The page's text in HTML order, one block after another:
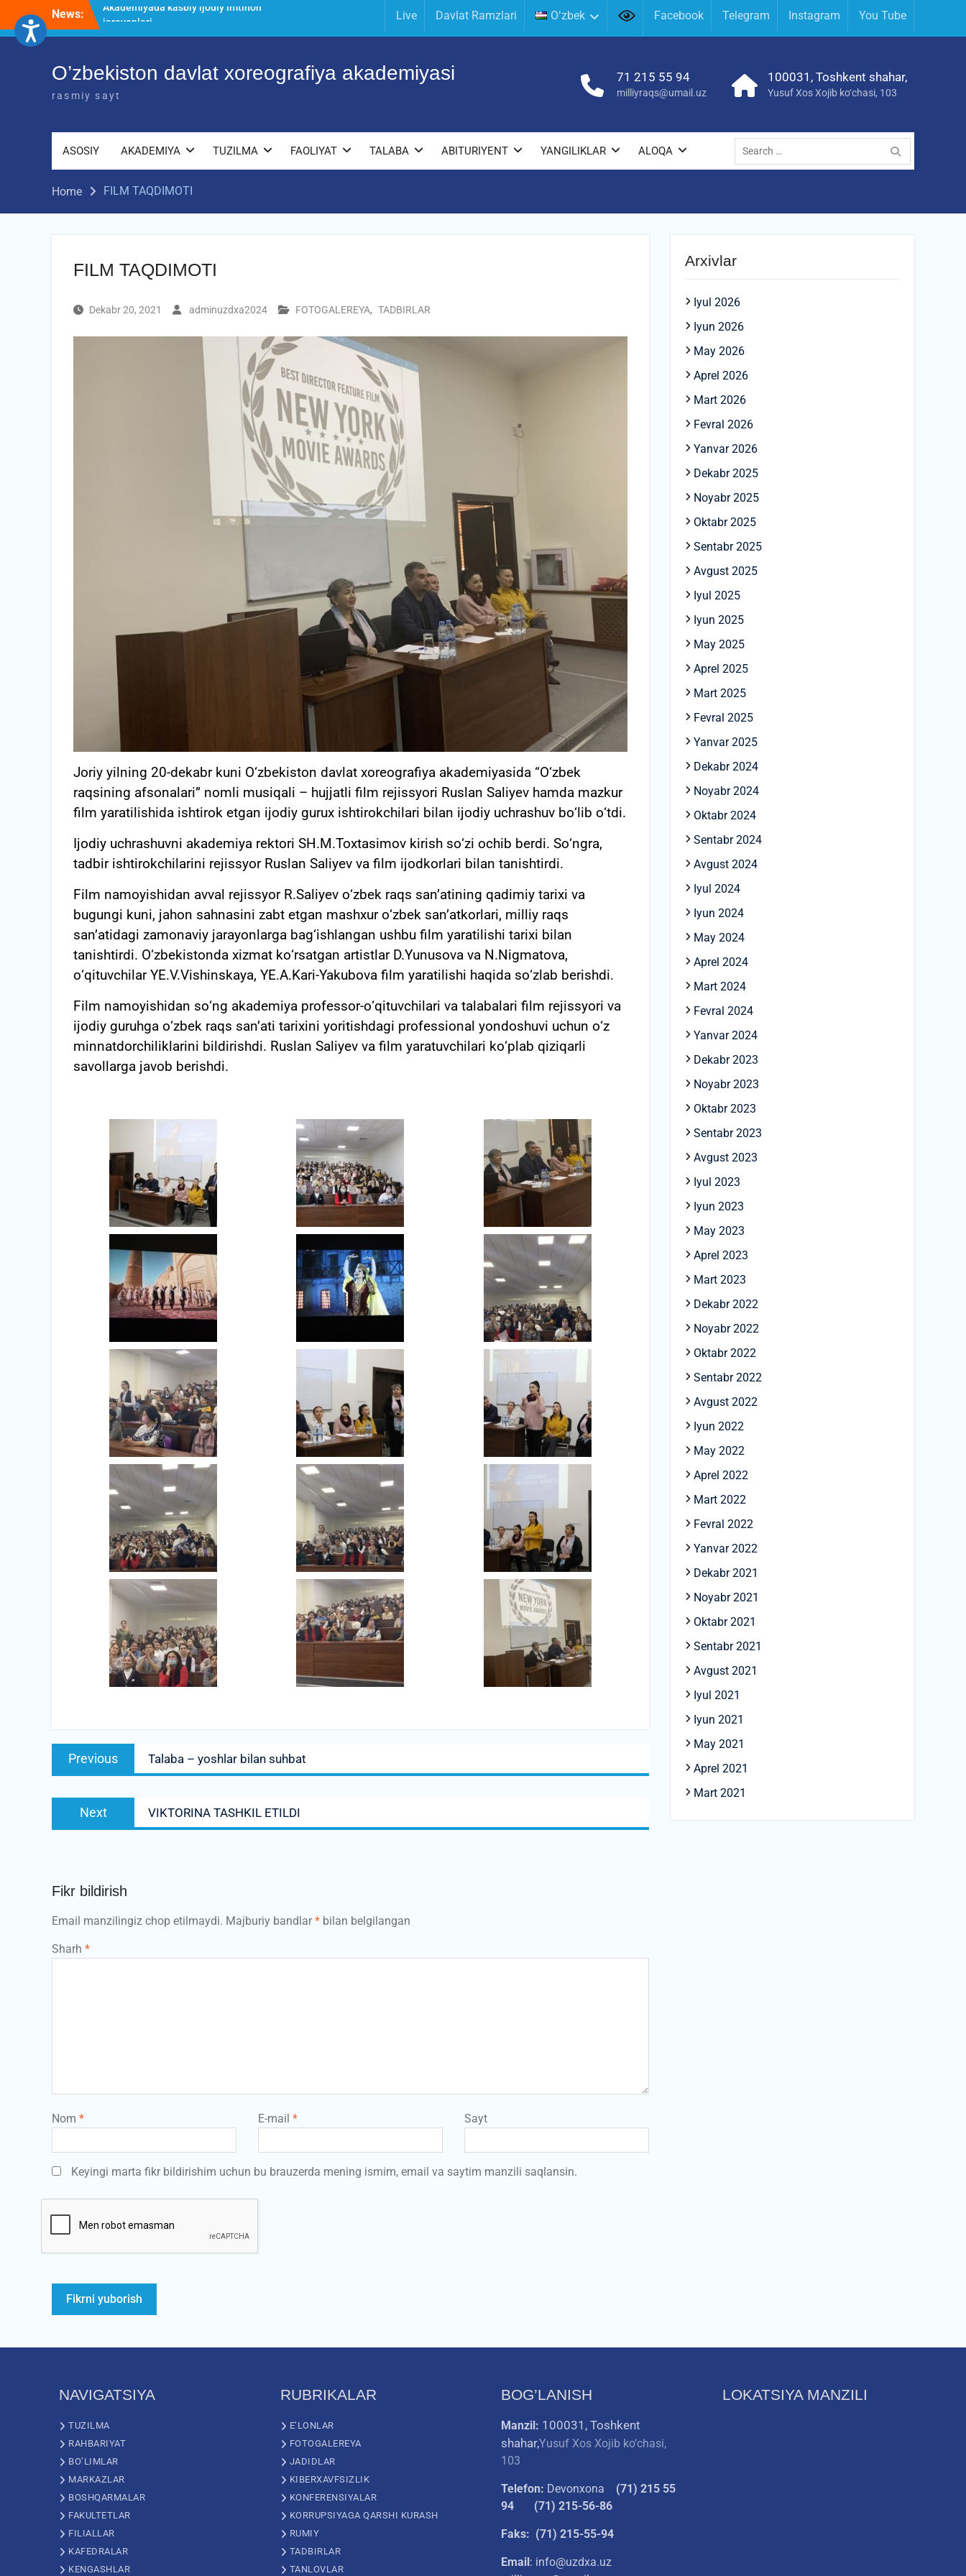
content
News:
O’ZBEKISTON DAVLAT XOREOGRAFIYA
Akademiyada kasbiy ijodiy imtihon
Live Davlat Ramzlari Oʻzbek Facebook Telegram Instagram You Tube
O’zbekiston davlat xoreografiya akademiyasi
rasmiy sayt
71 215 55 94
milliyraqs@umail.uz
100031, Toshkent shahar,
Yusuf Xos Xojib ko‘chasi, 103
ASOSIY AKADEMIYA TUZILMA FAOLIYAT TALABA ABITURIYENT YANGILIKLAR ALOQA
Search
for:
Home FILM TAQDIMOTI
FILM TAQDIMOTI
Dekabr 20, 2021 adminuzdxa2024 FOTOGALEREYA, TADBIRLAR
Joriy yilning 20-dekabr kuni О‘zbekiston davlat xoreografiya akademiyasida “О‘zbek
raqsining afsonalari” nomli musiqali – hujjatli film rejissyori Ruslan Saliyev hamda mazkur
film yaratilishida ishtirok etgan ijodiy gurux ishtirokchilari bilan ijodiy uchrashuv bо‘lib о‘tdi.
Ijodiy uchrashuvni akademiya rektori SH.M.Toxtasimov kirish sо‘zi ochib berdi. Sо‘ngra,
tadbir ishtirokchilarini rejissyor Ruslan Saliyev va film ijodkorlari bilan tanishtirdi.
Film namoyishidan avval rejissyor R.Saliyev о‘zbek raqs san’atining qadimiy tarixi va
bugungi kuni, jahon sahnasini zabt etgan mashxur о‘zbek san’atkorlari, milliy raqs
san’atidagi zamonaviy jarayonlarga bag‘ishlangan ushbu film yaratilishi tarixi bilan
tanishtirdi. О‘zbekistonda xizmat kо‘rsatgan artistlar D.Yunusova va N.Nigmatova,
о‘qituvchilar YE.V.Vishinskaya, YE.A.Kari-Yakubova film yaratilishi haqida sо‘zlab berishdi.
Film namoyishidan sо‘ng akademiya professor-о‘qituvchilari va talabalari film rejissyori va
ijodiy guruhga о‘zbek raqs san’ati tarixini yoritishdagi professional yondoshuvi uchun о‘z
minnatdorchiliklarini bildirishdi. Ruslan Saliyev va film yaratuvchilari kо‘plab qiziqarli
savollarga javob berishdi.
Post
menyusi
Previous
Previous
post:
Talaba – yoshlar bilan suhbat
Next
post:
VIKTORINA TASHKIL ETILDI
Fikr bildirish
Email manzilingiz chop etilmaydi. Majburiy bandlar* bilan belgilangan
Sharh *
Nom * E-mail * Sayt
Keyingi marta fikr bildirishim uchun bu brauzerda mening ismim, email va saytim manzili saqlansin.
Arxivlar
Iyul 2026
Iyun 2026
May 2026
Aprel 2026
Mart 2026
Fevral 2026
Yanvar 2026
Dekabr 2025
Noyabr 2025
Oktabr 2025
Sentabr 2025
Avgust 2025
Iyul 2025
Iyun 2025
May 2025
Aprel 2025
Mart 2025
Fevral 2025
Yanvar 2025
Dekabr 2024
Noyabr 2024
Oktabr 2024
Sentabr 2024
Avgust 2024
Iyul 2024
Iyun 2024
May 2024
Aprel 2024
Mart 2024
Fevral 2024
Yanvar 2024
Dekabr 2023
Noyabr 2023
Oktabr 2023
Sentabr 2023
Avgust 2023
Iyul 2023
Iyun 2023
May 2023
Aprel 2023
Mart 2023
Dekabr 2022
Noyabr 2022
Oktabr 2022
Sentabr 2022
Avgust 2022
Iyun 2022
May 2022
Aprel 2022
Mart 2022
Fevral 2022
Yanvar 2022
Dekabr 2021
Noyabr 2021
Oktabr 2021
Sentabr 2021
Avgust 2021
Iyul 2021
Iyun 2021
May 2021
Aprel 2021
Mart 2021
NAVIGATSIYA
TUZILMA
RAHBARIYAT
BO’LIMLAR
MARKAZLAR
BOSHQARMALAR
FAKULTETLAR
FILIALLAR
KAFEDRALAR
KENGASHLAR
RUBRIKALAR
E’LONLAR
FOTOGALEREYA
JADIDLAR
KIBERXAVFSIZLIK
KONFERENSIYALAR
KORRUPSIYAGA QARSHI KURASH
RUMIY
TADBIRLAR
TANLOVLAR
BOG’LANISH
Manzil: 100031, Toshkent
shahar,Yusuf Xos Xojib ko‘chasi,
103
Telefon: Devonxona (71) 215 55
94
(71) 215-56-86
Faks: (71) 215-55-94
Email : info@uzdxa.uz
LOKATSIYA MANZILI